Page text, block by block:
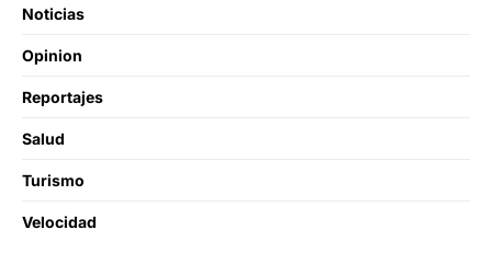
Noticias
Opinion
Reportajes
Salud
Turismo
Velocidad